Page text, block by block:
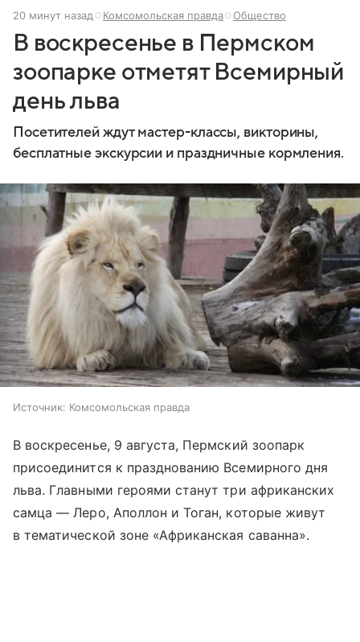
20 минут назад Комсомольская правда Общество
В воскресенье в Пермском
зоопарке отметят Всемирный
день льва
Посетителей ждут мастер-классы, викторины,
бесплатные экскурсии и праздничные кормления.
Источник: Комсомольская правда
В воскресенье, 9 августа, Пермский зоопарк
присоединится к празднованию Всемирного дня
льва. Главными героями станут три африканских
самца — Леро, Аполлон и Тоган, которые живут
в тематической зоне «Африканская саванна».